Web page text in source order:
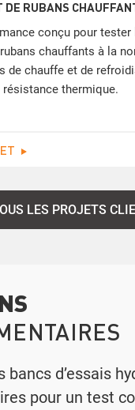
DE RUBANS
conçu pour tester
chauffants à la
de chauffe et de
résistance thermique.
LES PROJETS
bancs d’essais
pour un test